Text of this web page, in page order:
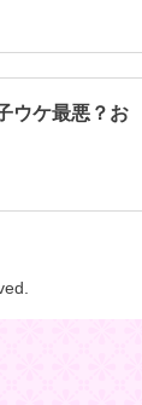
ウケ最悪？お